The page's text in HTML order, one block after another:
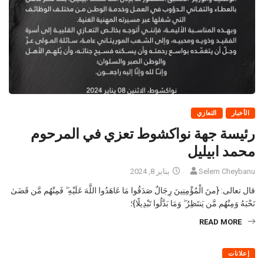
الأخبار التعازي
رئيسة جهة نواكشوط تعزي في المرحوم
محمد ابيليل
Selem Cheybanu يناير 8, 2024
قال تعالى: {منَ الْمُؤْمِنِينَ رِجَالٌ صَدَقُوا مَا عَاهَدُوا اللَّهَ عَلَيْهِ ۖ فَمِنْهُم مَّن قَضَىٰ
نَحْبَهُ وَمِنْهُم مَّن يَنتَظِرُ ۖ وَمَا بَدَّلُوا تَبْدِيلًا}؛
READ MORE
إعلانات